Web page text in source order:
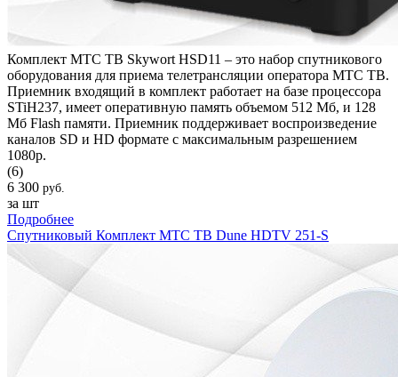
Комплект МТС ТВ Skywort HSD11 – это набор спутникового
оборудования для приема телетрансляции оператора МТС ТВ.
Приемник входящий в комплект работает на базе процессора
STiH237, имеет оперативную память объемом 512 Мб, и 128
Мб Flash памяти. Приемник поддерживает воспроизведение
каналов SD и HD формате с максимальным разрешением
1080p.
(6)
6 300 руб.
за шт
Подробнее
Спутниковый Комплект МТС ТВ Dune HDTV 251-S